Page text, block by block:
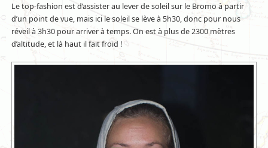
Le top-fashion est d’assister au lever de soleil sur le Bromo à partir
d’un point de vue, mais ici le soleil se lève à 5h30, donc pour nous
réveil à 3h30 pour arriver à temps. On est à plus de 2300 mètres
d’altitude, et là haut il fait froid !